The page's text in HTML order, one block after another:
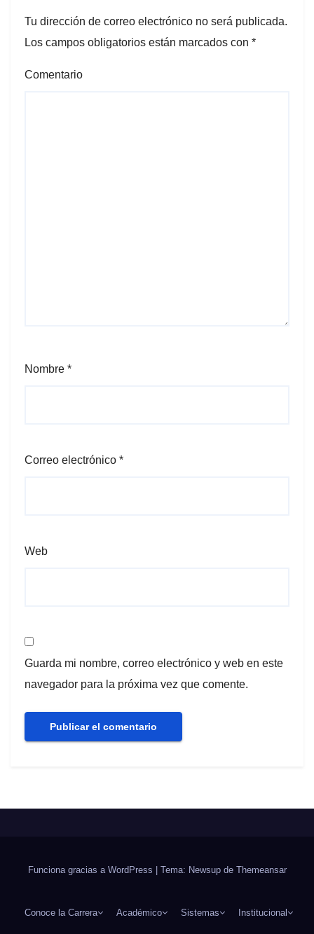
Tu dirección de correo electrónico no será publicada.
Los campos obligatorios están marcados con *
Comentario
Nombre *
Correo electrónico *
Web
Guarda mi nombre, correo electrónico y web en este
navegador para la próxima vez que comente.
Funciona gracias a WordPress Tema: Newsup de Themeansar
Conoce la Carrera Académico Sistemas Institucional